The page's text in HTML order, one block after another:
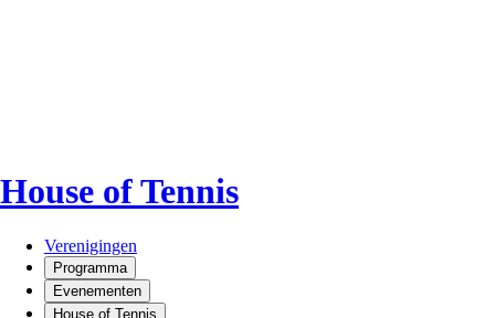
House of Tennis
Verenigingen
Programma
Evenementen
House of Tennis